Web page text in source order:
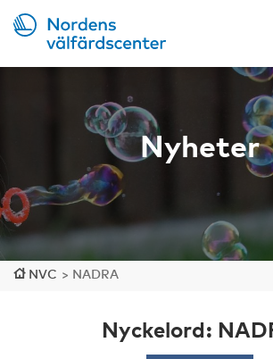
Nyheter
NVC > NADRA
Nyckelord: